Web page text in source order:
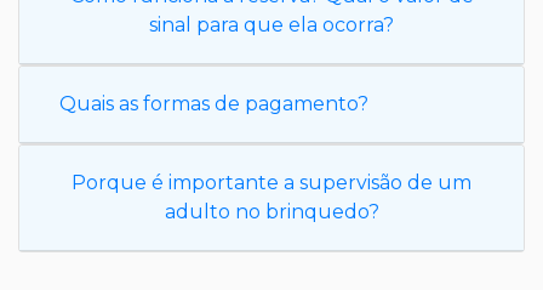
sinal para que ela ocorra?
Quais as formas de pagamento?
Porque é importante a supervisão de um
adulto no brinquedo?